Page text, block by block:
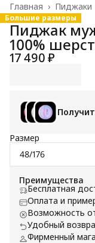
Пиджаки
Главная ›
Большие размеры
Пиджак
100%
17 490 ₽
Размер
48/176
Преимущества
Бесплатная
Оплата и
Возможность
Удобный
Фирменный